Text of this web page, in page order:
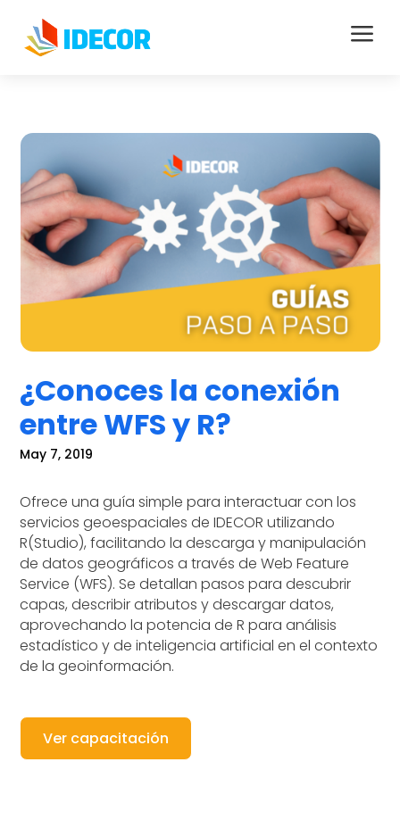
a
¿Conoces la conexión
entre WFS y R?
May 7, 2019
Ofrece una guía simple para interactuar con los
servicios geoespaciales de IDECOR utilizando
R(Studio), facilitando la descarga y manipulación
de datos geográficos a través de Web Feature
Service (WFS). Se detallan pasos para descubrir
capas, describir atributos y descargar datos,
aprovechando la potencia de R para análisis
estadístico y de inteligencia artificial en el contexto
de la geoinformación.
Ver capacitación